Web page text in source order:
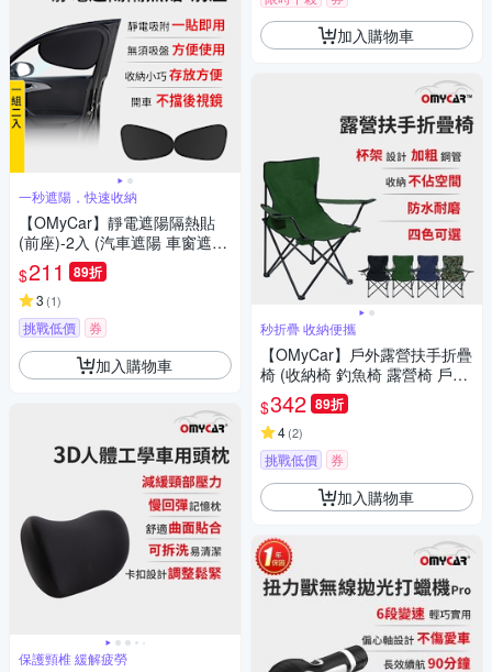
一秒遮陽，快速收納
【OMyCar】靜電遮陽隔熱貼
(前座)-2入 (汽車遮陽 車窗遮陽
防曬遮光)
$211 89折
3 (1)
挑戰低價 券
加入購物車
保護頸椎 緩解疲勞
加入購物車
秒折疊 收納便攜
【OMyCar】戶外露營扶手折疊
椅 (收納椅 釣魚椅 露營椅 戶外
椅 導演椅 野餐)
$342 89折
4(2)
挑戰低價 券
加入購物車